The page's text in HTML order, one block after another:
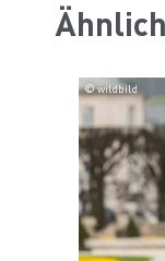
© wildbild